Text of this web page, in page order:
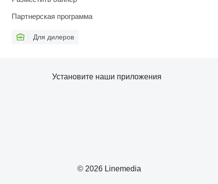
Партнерская программа
Для дилеров
© 2026 Linemedia
Установите наши приложения